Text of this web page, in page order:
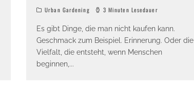
Urban Gardening 3 Minuten Lesedauer
Es gibt Dinge, die man nicht kaufen kann.
Geschmack zum Beispiel. Erinnerung. Oder die
Vielfalt, die entsteht, wenn Menschen
beginnen, ...